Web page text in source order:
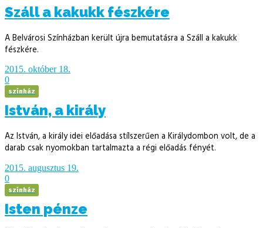
Száll a kakukk fészkére
A Belvárosi Színházban került újra bemutatásra a Száll a kakukk
fészkére.
2015. október 18.
0
színház
István, a király
Az István, a király idei előadása stílszerűen a Királydombon volt, de a
darab csak nyomokban tartalmazta a régi előadás fényét.
2015. augusztus 19.
0
színház
Isten pénze